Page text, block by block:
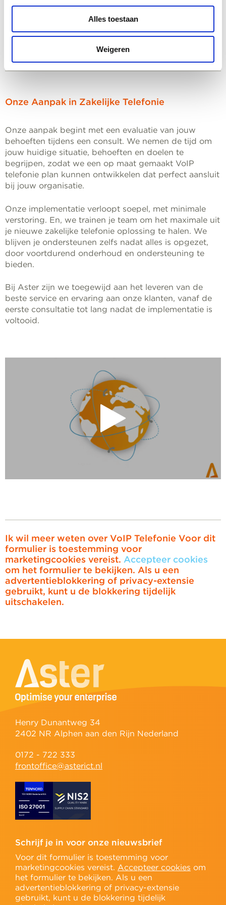
Alles toestaan
Weigeren
deze op elk moment naar eigen wens inrichten en
veranderen.
Onze Aanpak in Zakelijke Telefonie
Onze aanpak begint met een evaluatie van jouw
behoeften tijdens een consult. We nemen de tijd om
jouw huidige situatie, behoeften en doelen te
begrijpen, zodat we een op maat gemaakt VoIP
telefonie plan kunnen ontwikkelen dat perfect aansluit
bij jouw organisatie.
Onze implementatie verloopt soepel, met minimale
verstoring. En, we trainen je team om het maximale uit
je nieuwe zakelijke telefonie oplossing te halen. We
blijven je ondersteunen zelfs nadat alles is opgezet,
door voortdurend onderhoud en ondersteuning te
bieden.
Bij Aster zijn we toegewijd aan het leveren van de
beste service en ervaring aan onze klanten, vanaf de
eerste consultatie tot lang nadat de implementatie is
voltooid.
Ik wil meer weten over VoIP Telefonie Voor dit
formulier is toestemming voor
marketingcookies vereist. Accepteer cookies
om het formulier te bekijken. Als u een
advertentieblokkering of privacy-extensie
gebruikt, kunt u de blokkering tijdelijk
uitschakelen.
Henry Dunantweg 34
2402 NR Alphen aan den Rijn Nederland
0172 - 722 333
frontoffice@asterict.nl
Schrijf je in voor onze nieuwsbrief
Voor dit formulier is toestemming voor
marketingcookies vereist. Accepteer cookies om
het formulier te bekijken. Als u een
advertentieblokkering of privacy-extensie
gebruikt, kunt u de blokkering tijdelijk